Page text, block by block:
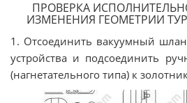
ПРОВЕРКА
ИЗМЕНЕНИЯ ГЕОМЕТРИИ
1. Отсоединить вакуумный
устройства и подсоединить
(нагнетательного типа) к